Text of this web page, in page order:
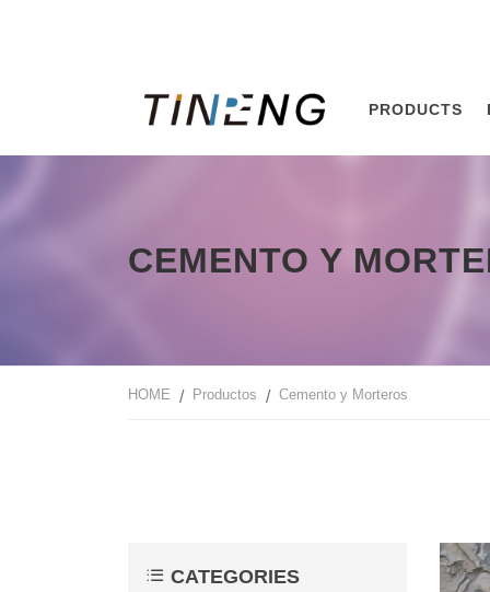
PRODUCTS
CEMENTO Y
HOME Productos Cemento y Morteros
CATEGORIES